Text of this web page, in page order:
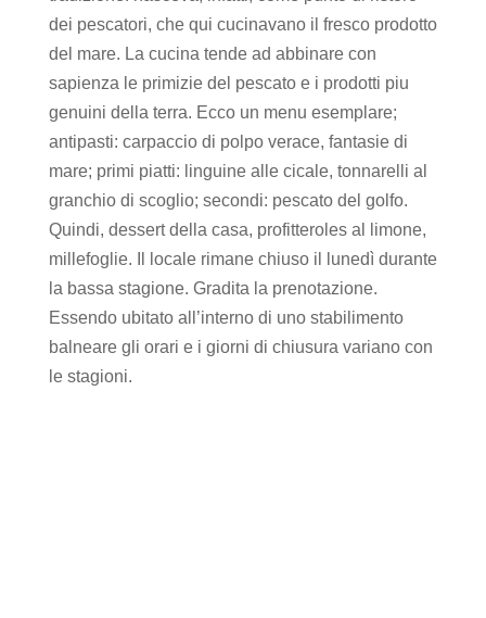
dei pescatori, che qui cucinavano il fresco prodotto
del mare. La cucina tende ad abbinare con
sapienza le primizie del pescato e i prodotti piu
genuini della terra. Ecco un menu esemplare;
antipasti: carpaccio di polpo verace, fantasie di
mare; primi piatti: linguine alle cicale, tonnarelli al
granchio di scoglio; secondi: pescato del golfo.
Quindi, dessert della casa, profitteroles al limone,
millefoglie. Il locale rimane chiuso il lunedì durante
la bassa stagione. Gradita la prenotazione.
Essendo ubitato all’interno di uno stabilimento
balneare gli orari e i giorni di chiusura variano con
le stagioni.